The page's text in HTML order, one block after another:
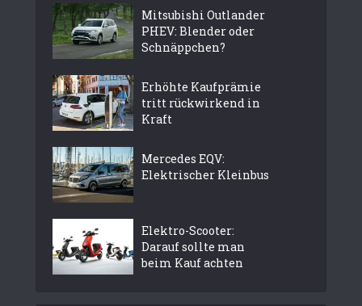
Mitsubishi Outlander
PHEV: Blender oder
Schnäppchen?
Erhöhte Kaufprämie
tritt rückwirkend in
Kraft
Mercedes EQV:
Elektrischer Kleinbus
Elektro-Scooter:
Darauf sollte man
beim Kauf achten